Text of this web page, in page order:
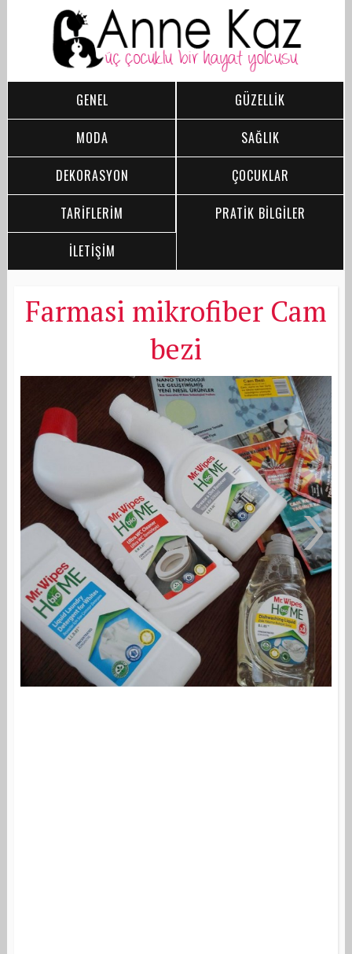
GENEL
GÜZELLİK
MODA
SAĞLIK
DEKORASYON
ÇOCUKLAR
TARİFLERİM
PRATİK BİLGİLER
İLETİŞİM
Farmasi mikrofiber Cam
bezi